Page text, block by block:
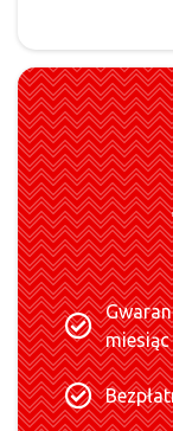
miesiąc